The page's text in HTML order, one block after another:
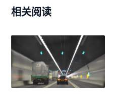
相关阅读